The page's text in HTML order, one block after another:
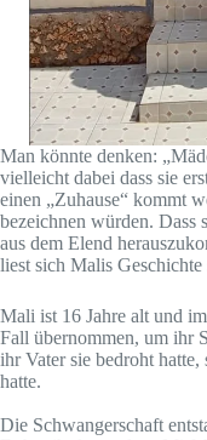
Man könnte denken:
vielleicht dabei dass sie
einen „Zuhause“ kommt
bezeichnen würden. Dass
aus dem Elend
liest sich Malis
Mali ist 16 Jahre alt und
Fall übernommen, um ihr
ihr Vater sie bedroht
hatte.
Die Schwangerschaft